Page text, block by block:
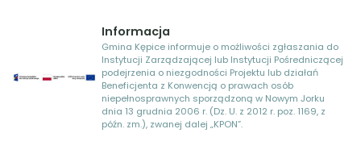
Informacja
Gmina Kępice informuje o możliwości zgłaszania do
Instytucji Zarządzającej lub Instytucji Pośredniczącej
podejrzenia o niezgodności Projektu lub działań
Beneficjenta z Konwencją o prawach osób
niepełnosprawnych sporządzoną w Nowym Jorku
dnia 13 grudnia 2006 r. (Dz. U. z 2012 r. poz. 1169, z
późn. zm.), zwanej dalej „KPON”.